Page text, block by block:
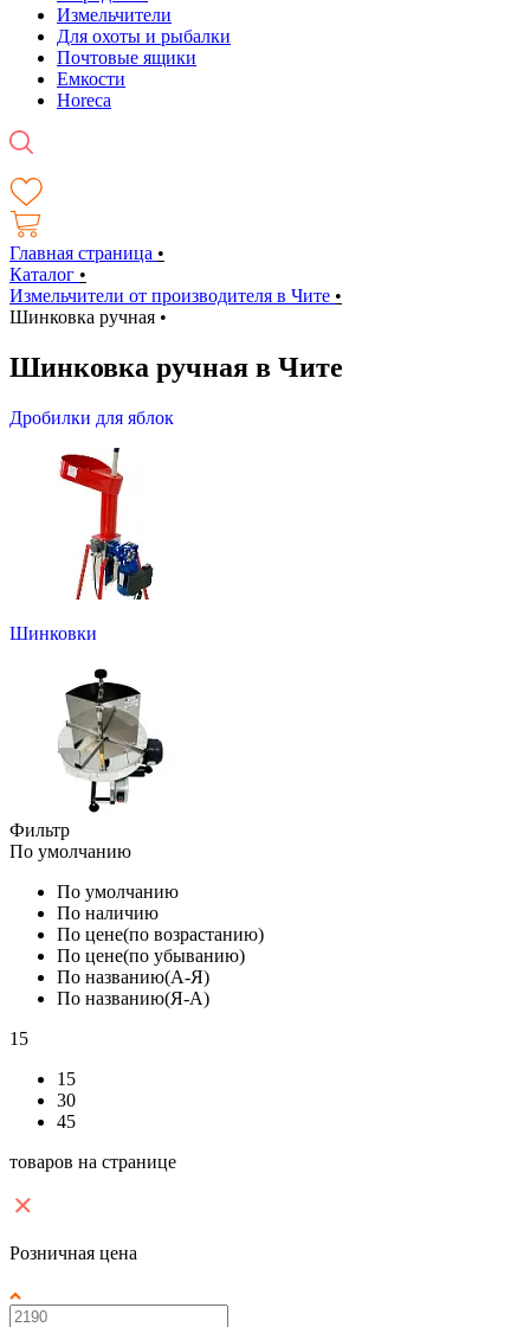
Измельчители
Для охоты и рыбалки
Почтовые ящики
Емкости
Horeca
Главная страница •
Каталог •
Измельчители от производителя в Чите •
Шинковка ручная •
Шинковка ручная в Чите
Дробилки для яблок
Шинковки
Фильтр
По умолчанию
По умолчанию
По наличию
По цене(по возрастанию)
По цене(по убыванию)
По названию(А-Я)
По названию(Я-А)
15
15
30
45
товаров на странице
Розничная цена